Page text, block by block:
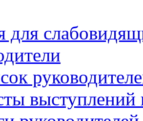
для
выступлений